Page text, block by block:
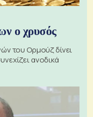
ο χρυσός
του Ορμούζ δίνει
ανοδικά